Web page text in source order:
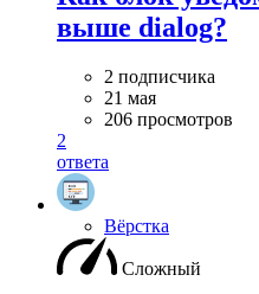
выше dialog?
2 подписчика
21 мая
206 просмотров
2
ответа
Вёрстка
Сложный